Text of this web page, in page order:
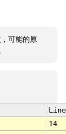
可能的原
Line
14